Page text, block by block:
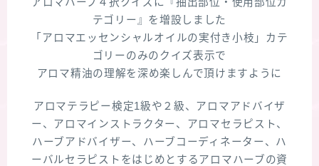
テゴリー』を増設しました
「アロマエッセンシャルオイルの実付き小枝」カテ
ゴリーのみのクイズ表示で
アロマ精油の理解を深め楽しんで頂けますように
アロマテラピー検定1級や２級、アロマアドバイザ
ー、アロマインストラクター、アロマセラピスト、
ハーブアドバイザー、ハーブコーディネーター、ハ
ーバルセラピストをはじめとするアロマハーブの資